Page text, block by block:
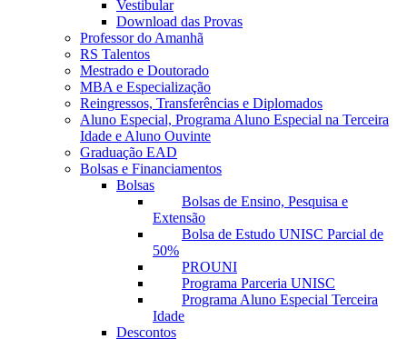
Vestibular
Download das Provas
Professor do Amanhã
RS Talentos
Mestrado e Doutorado
MBA e Especialização
Reingressos, Transferências e Diplomados
Aluno Especial, Programa Aluno Especial na Terceira
Idade e Aluno Ouvinte
Graduação EAD
Bolsas e Financiamentos
Bolsas
Bolsas de Ensino, Pesquisa e
Extensão
Bolsa de Estudo UNISC Parcial de
50%
PROUNI
Programa Parceria UNISC
Programa Aluno Especial Terceira
Idade
Descontos